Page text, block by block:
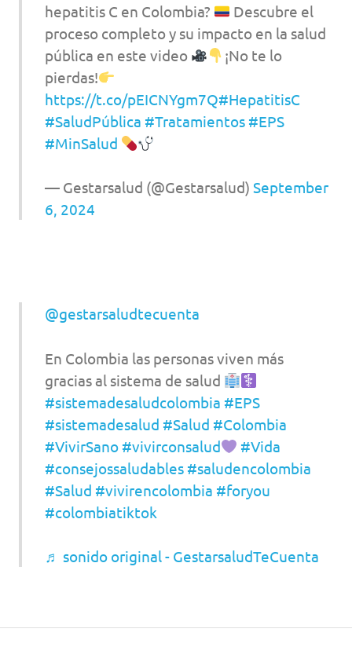
hepatitis C en Colombia?
Descubre el
proceso completo y su impacto en la salud
pública en este video
¡No te lo
pierdas!
https://t.co/pEICNYgm7Q#HepatitisC
#SaludPública #Tratamientos #EPS
#MinSalud
— Gestarsalud (@Gestarsalud) September
6, 2024
@gestarsaludtecuenta
En Colombia las personas viven más
gracias al sistema de salud
#sistemadesaludcolombia #EPS
#sistemadesalud #Salud #Colombia
#VivirSano #vivirconsalud
#Vida
#consejossaludables #saludencolombia
#Salud #vivirencolombia #foryou
#colombiatiktok
♬ sonido original - GestarsaludTeCuenta